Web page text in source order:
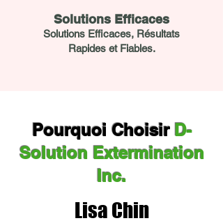
Solutions Efficaces
Solutions Efficaces, Résultats
Rapides et Fiables.
Pourquoi Choisir D-
Solution Extermination
Inc.
Lisa Chin